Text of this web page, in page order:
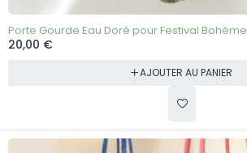
Porte Gourde Eau Doré pour Festival Bohème
20,00 €
AJOUTER AU PANIER